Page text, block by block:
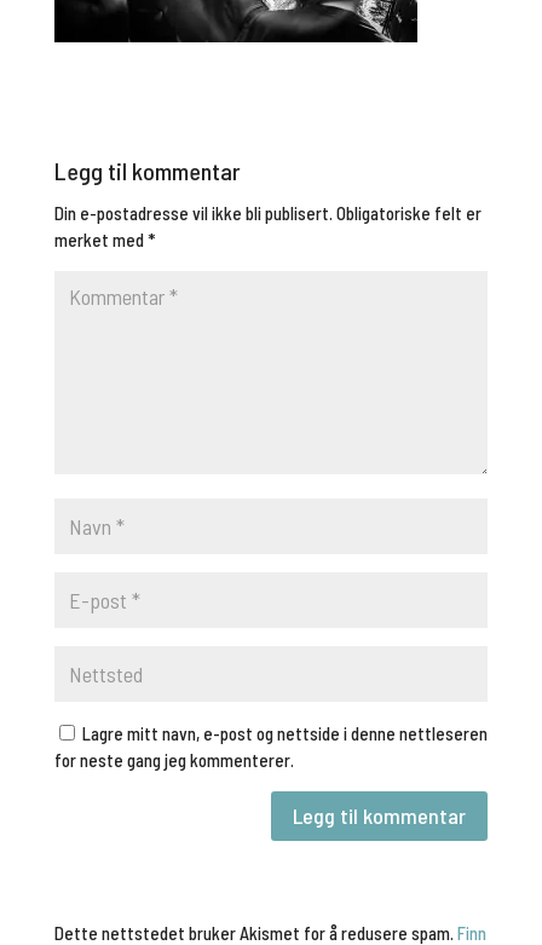
Legg til kommentar
Din e-postadresse vil ikke bli publisert. Obligatoriske felt er
merket med*
Lagre mitt navn, e-post og nettside i denne nettleseren
for neste gang jeg kommenterer.
Dette nettstedet bruker Akismet for å redusere spam. Finn